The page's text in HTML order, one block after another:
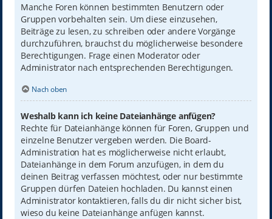
Manche Foren können bestimmten Benutzern oder
Gruppen vorbehalten sein. Um diese einzusehen,
Beiträge zu lesen, zu schreiben oder andere Vorgänge
durchzuführen, brauchst du möglicherweise besondere
Berechtigungen. Frage einen Moderator oder
Administrator nach entsprechenden Berechtigungen.
Nach oben
Weshalb kann ich keine Dateianhänge anfügen?
Rechte für Dateianhänge können für Foren, Gruppen und
einzelne Benutzer vergeben werden. Die Board-
Administration hat es möglicherweise nicht erlaubt,
Dateianhänge in dem Forum anzufügen, in dem du
deinen Beitrag verfassen möchtest, oder nur bestimmte
Gruppen dürfen Dateien hochladen. Du kannst einen
Administrator kontaktieren, falls du dir nicht sicher bist,
wieso du keine Dateianhänge anfügen kannst.